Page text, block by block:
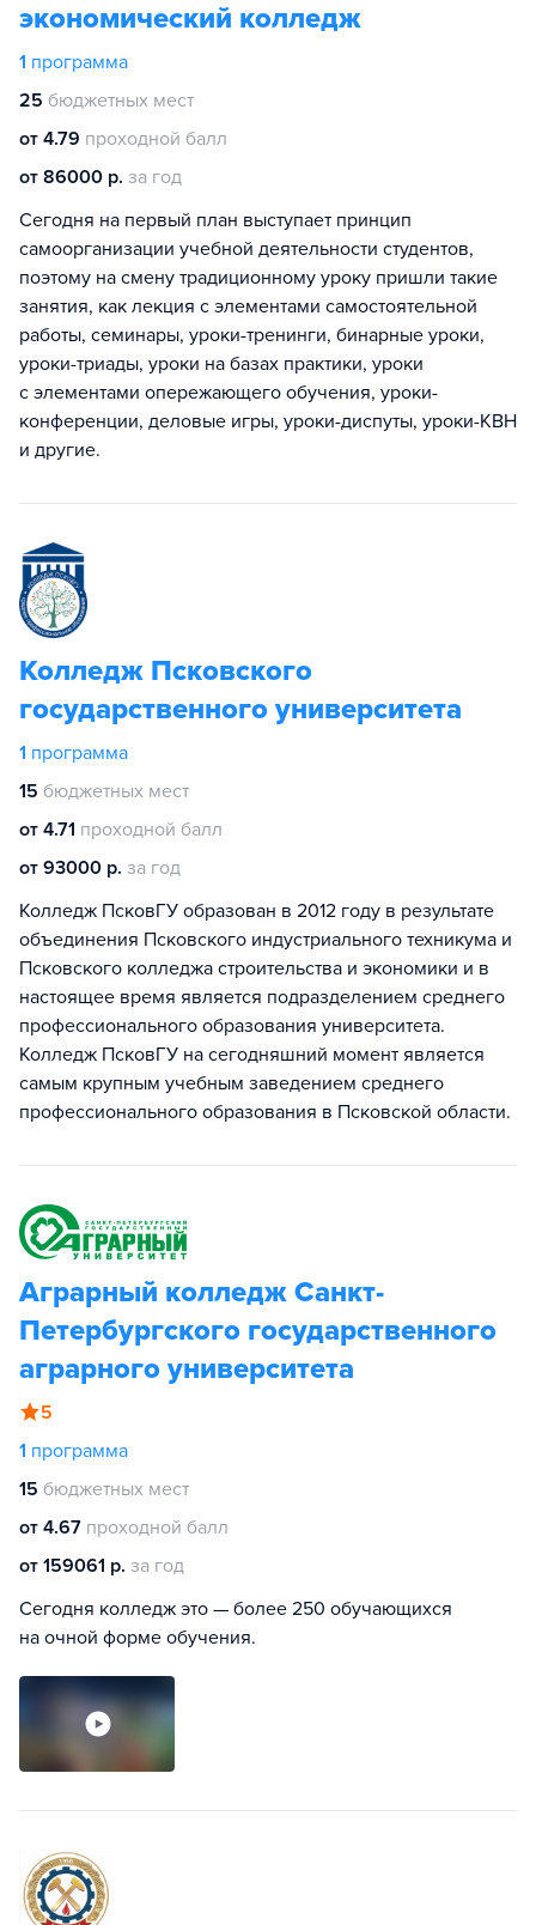
экономический колледж
1 программа
25 бюджетных мест
от 4.79 проходной балл
от 86000 р. за год
Сегодня на первый план выступает принцип
самоорганизации учебной деятельности студентов,
поэтому на смену традиционному уроку пришли такие
занятия, как лекция с элементами самостоятельной
работы, семинары, уроки-тренинги, бинарные уроки,
уроки-триады, уроки на базах практики, уроки
с элементами опережающего обучения, уроки-
конференции, деловые игры, уроки-диспуты, уроки-КВН
и другие.
Колледж Псковского
государственного университета
1 программа
15 бюджетных мест
от 4.71 проходной балл
от 93000 р. за год
Колледж ПсковГУ образован в 2012 году в результате
объединения Псковского индустриального техникума и
Псковского колледжа строительства и экономики и в
настоящее время является подразделением среднего
профессионального образования университета.
Колледж ПсковГУ на сегодняшний момент является
самым крупным учебным заведением среднего
профессионального образования в Псковской области.
Аграрный колледж Санкт-
Петербургского государственного
аграрного университета
5
1 программа
15 бюджетных мест
от 4.67 проходной балл
от 159061 р. за год
Сегодня колледж это — более 250 обучающихся
на очной форме обучения.